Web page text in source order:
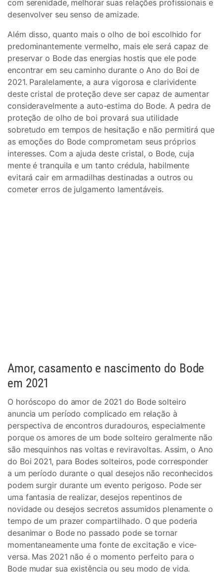
com serenidade, melhorar suas relações profissionais e
desenvolver seu senso de amizade.
Além disso, quanto mais o olho de boi escolhido for
predominantemente vermelho, mais ele será capaz de
preservar o Bode das energias hostis que ele pode
encontrar em seu caminho durante o Ano do Boi de
2021. Paralelamente, a aura vigorosa e clarividente
deste cristal de proteção deve ser capaz de aumentar
consideravelmente a auto-estima do Bode. A pedra de
proteção de olho de boi provará sua utilidade
sobretudo em tempos de hesitação e não permitirá que
as emoções do Bode comprometam seus próprios
interesses. Com a ajuda deste cristal, o Bode, cuja
mente é tranquila e um tanto crédula, habilmente
evitará cair em armadilhas destinadas a outros ou
cometer erros de julgamento lamentáveis.
Amor, casamento e nascimento do Bode
em 2021
O horóscopo do amor de 2021 do Bode solteiro
anuncia um período complicado em relação à
perspectiva de encontros duradouros, especialmente
porque os amores de um bode solteiro geralmente não
são mesquinhos nas voltas e reviravoltas. Assim, o Ano
do Boi 2021, para Bodes solteiros, pode corresponder
a um período durante o qual desejos não reconhecidos
podem surgir durante um evento perigoso. Pode ser
uma fantasia de realizar, desejos repentinos de
novidade ou desejos secretos assumidos plenamente o
tempo de um prazer compartilhado. O que poderia
desanimar o Bode no passado pode se tornar
momentaneamente uma fonte de excitação e vice-
versa. Mas 2021 não é o momento perfeito para o
Bode mudar sua existência ou seu modo de vida.